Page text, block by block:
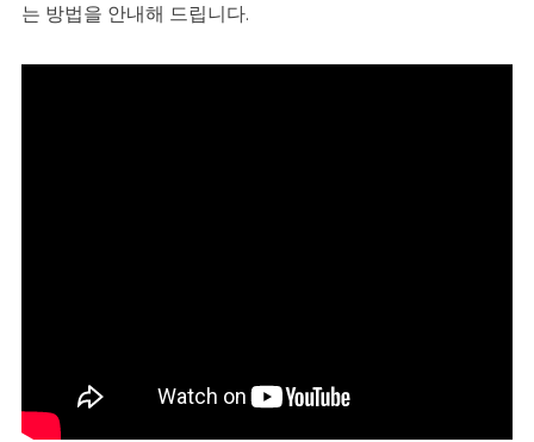
는 방법을 안내해 드립니다.